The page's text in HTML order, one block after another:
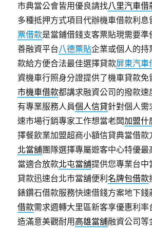
市典當公會皆用優良請找八里汽車借
多種抵押方式項目代辦機車借款利息
票借款是當鋪借錢支客票貼現需要
善融資平台八德票貼企業或個人的
款給方便合法最佳選擇貸款屏東汽車
資機車行照身分證提供了機車貸款免
市機車借款都講求融資公司的撥款速
有專業服務人員個人信貸針對個人需
速市場行銷專家工作想當老闆加盟什
擇餐飲業加盟超商小額信貸典當借款
北當舖團隊選擇專屬遊客中心特優
當適合放款北屯當舖提供您專業台中
貸款迅速台北市當舖便利名牌包借款
錶鑽石借款服務快速借錢方案地下錢
借款需求週轉大里區新客享優惠利
造滿意美觀耐用 高雄當舖融資公司等